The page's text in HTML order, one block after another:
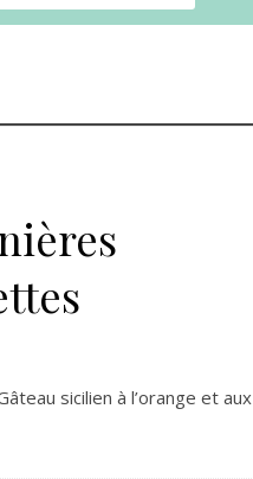
sicilien à l’orange et aux